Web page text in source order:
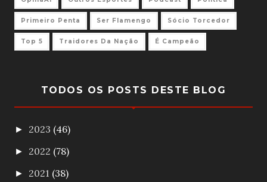
Primeiro Penta Ser Flamengo Sócio Torcedor
Top 5 Traidores Da Nação É Campeão
TODOS OS POSTS DESTE BLOG
► 2023 (46)
► 2022 (78)
► 2021 (38)